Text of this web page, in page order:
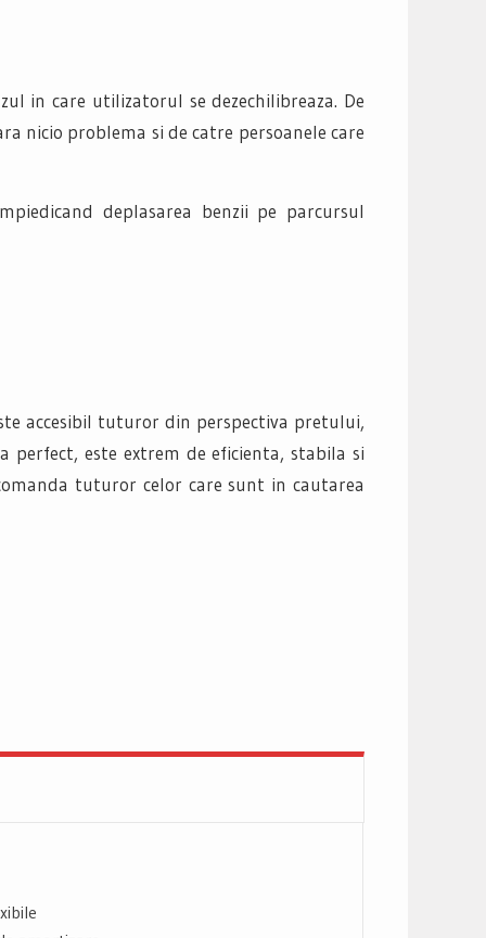
in care utilizatorul se dezechilibreaza. De
nicio problema si de catre persoanele care
deplasarea benzii pe parcursul
accesibil tuturor din perspectiva pretului,
este extrem de eficienta, stabila si
tuturor celor care sunt in cautarea